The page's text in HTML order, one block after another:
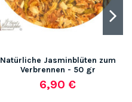
Natürliche Jasminblüten zum
Verbrennen - 50 gr
6,90 €